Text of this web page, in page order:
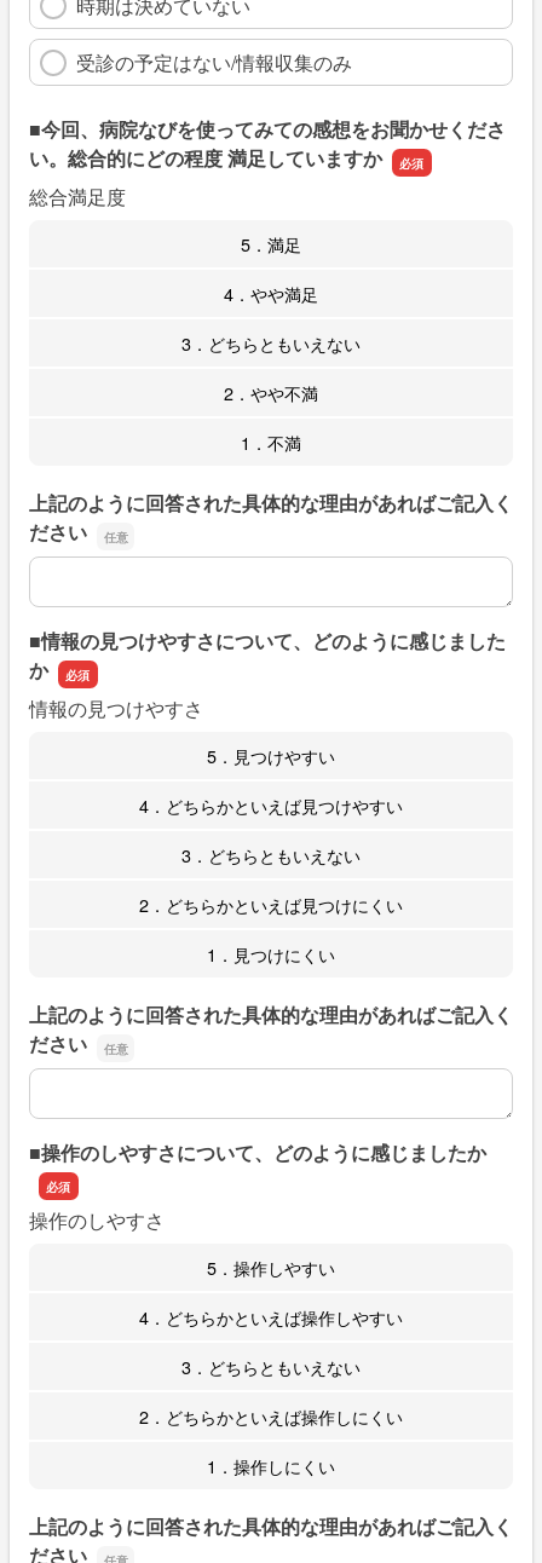
受診の予定はない/情報収集のみ
■今回、病院なびを使ってみての感想をお聞かせくださ
い。総合的にどの程度 満足していますか
総合満足度
5．満足
4．やや満足
3．どちらともいえない
2．やや不満
1．不満
上記のように回答された具体的な理由があればご記入く
ださい
上記のように回答された具体的な理由があればご記入くだ
■情報の見つけやすさについて、どのように感じました
か
情報の見つけやすさ
5．見つけやすい
4．どちらかといえば見つけやすい
3．どちらともいえない
2．どちらかといえば見つけにくい
1．見つけにくい
上記のように回答された具体的な理由があればご記入く
ださい
上記のように回答された具体的な理由があればご記入くだ
■操作のしやすさについて、どのように感じましたか
操作のしやすさ
5．操作しやすい
4．どちらかといえば操作しやすい
3．どちらともいえない
2．どちらかといえば操作しにくい
1．操作しにくい
上記のように回答された具体的な理由があればご記入く
ださい